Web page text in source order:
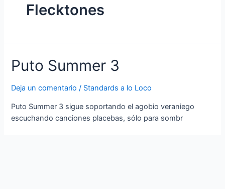
Flecktones
Puto Summer 3
Deja un comentario / Standards a lo Loco
Puto Summer 3 sigue soportando el agobio veraniego
escuchando canciones placebas, sólo para sombr